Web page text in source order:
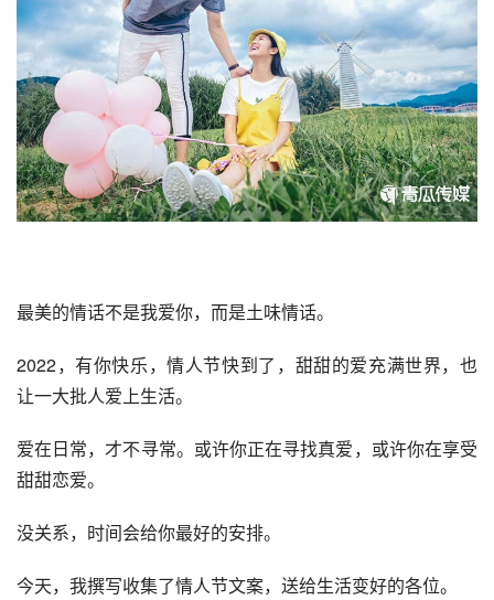
最美的情话不是我爱你，而是土味情话。
2022，有你快乐，情人节快到了，甜甜的爱充满世界，也
让一大批人爱上生活。
爱在日常，才不寻常。或许你正在寻找真爱，或许你在享受
甜甜恋爱。
没关系，时间会给你最好的安排。
今天，我撰写收集了情人节文案，送给生活变好的各位。